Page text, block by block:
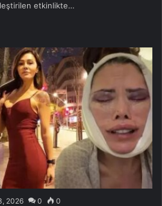
etkinlikte…
2026 0 0